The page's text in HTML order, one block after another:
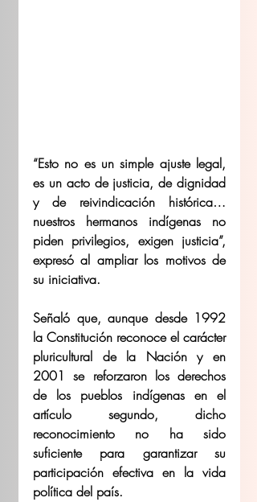
“Esto no es un simple ajuste legal,
es un acto de justicia, de dignidad
y de reivindicación histórica…
nuestros hermanos indígenas no
piden privilegios, exigen justicia”,
expresó al ampliar los motivos de
su iniciativa.
Señaló que, aunque desde 1992
la Constitución reconoce el carácter
pluricultural de la Nación y en
2001 se reforzaron los derechos
de los pueblos indígenas en el
artículo segundo, dicho
reconocimiento no ha sido
suficiente para garantizar su
participación efectiva en la vida
política del país.